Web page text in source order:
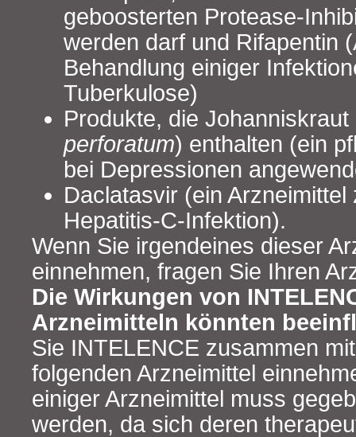
geboosterten Protease-
werden darf und Rifapentin
Behandlung einiger
Tuberkulose)
Produkte, die Johanniskraut
perforatum) enthalten (ein
bei Depressionen
Daclatasvir (ein
Hepatitis-C-Infektion).
Wenn Sie irgendeines dieser
einnehmen, fragen Sie Ihren
Die Wirkungen von
Arzneimitteln könnten
Sie INTELENCE zusammen
folgenden Arzneimittel
einiger Arzneimittel muss
werden, da sich deren